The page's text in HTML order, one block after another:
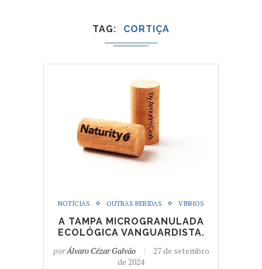
TAG CORTIÇA
NOTÍCIAS OUTRAS BEBIDAS VINHOS
A TAMPA MICROGRANULADA
ECOLÓGICA VANGUARDISTA.
porÁlvaro Cézar Galvão
27 de setembro
de 2024